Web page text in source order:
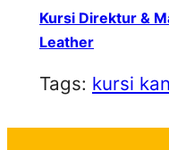
Kursi Direktur &
Leather
Tags: kursi